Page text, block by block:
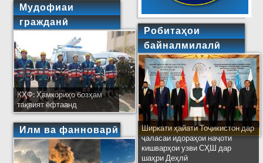
Мудофиаи
гражданӣ
КҲФ: Ҳамкориҳо бозҳам
тақвият ёфтаанд
Илм ва фанноварӣ
Робитаҳои
байналмилалӣ
Ширкати ҳайати Тоҷикистон дар
ҷаласаи идораҳои наҷоти
кишварҳои узви СҲШ дар
шаҳри Деҳлӣ